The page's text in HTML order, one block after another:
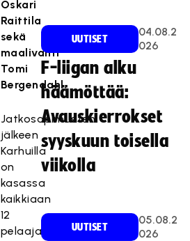
Oskari
Raittila
sekä
maalivahti
Tomi
Bergendahl.
Jatkosopimusten
jälkeen
Karhuilla
on
kasassa
kaikkiaan
12
pelaajasopimusta.
UUTISET
04.08.2
026
F-liigan alku
häämöttää:
Avauskierrokset
syyskuun toisella
viikolla
UUTISET
05.08.2
026